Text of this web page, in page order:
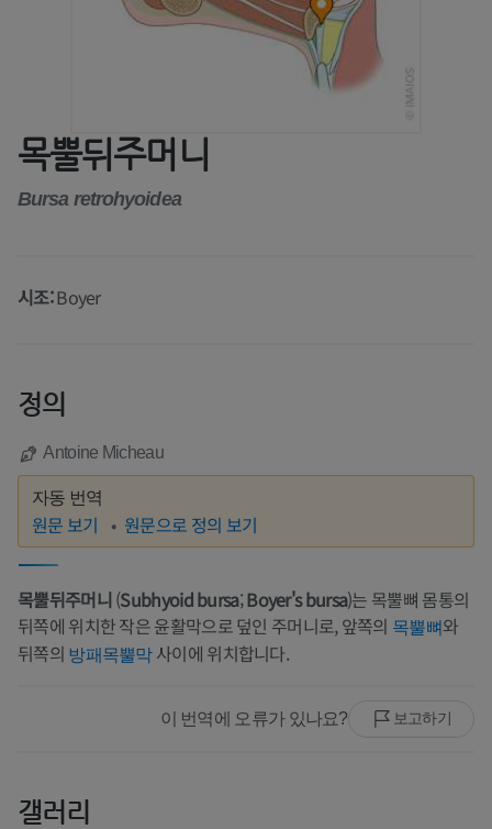
목뿔뒤주머니
Bursa retrohyoidea
시조:Boyer
정의
Antoine Micheau
자동 번역
원문 보기 원문으로 정의 보기
목뿔뒤주머니(Subhyoid bursa;Boyer's bursa)는 목뿔뼈 몸통의
뒤쪽에 위치한 작은 윤활막으로 덮인 주머니로, 앞쪽의 목뿔뼈와
뒤쪽의 방패목뿔막사이에 위치합니다.
이 번역에 오류가 있나요? 보고하기
갤러리